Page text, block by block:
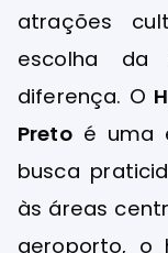
atrações
escolha da
diferença. O
Pretoé uma
busca
às áreas
aeroporto, o